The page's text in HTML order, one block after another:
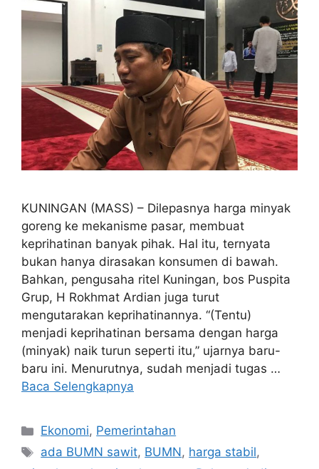
KUNINGAN (MASS) – Dilepasnya harga minyak
goreng ke mekanisme pasar, membuat
keprihatinan banyak pihak. Hal itu, ternyata
bukan hanya dirasakan konsumen di bawah.
Bahkan, pengusaha ritel Kuningan, bos Puspita
Grup, H Rokhmat Ardian juga turut
mengutarakan keprihatinannya. “(Tentu)
menjadi keprihatinan bersama dengan harga
(minyak) naik turun seperti itu,” ujarnya baru-
baru ini. Menurutnya, sudah menjadi tugas …
Baca Selengkapnya
Kategori
Ekonomi, Pemerintahan
Tag
ada BUMN sawit, BUMN, harga stabil,